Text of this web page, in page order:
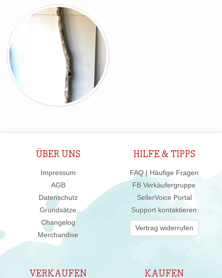
ÜBER UNS
Impressum
AGB
Datenschutz
Grundsätze
Changelog
Merchandise
HILFE & TIPPS
FAQ | Häufige Fragen
FB Verkäufergruppe
SellerVoice Portal
Support kontaktieren
Vertrag widerrufen
VERKAUFEN KAUFEN